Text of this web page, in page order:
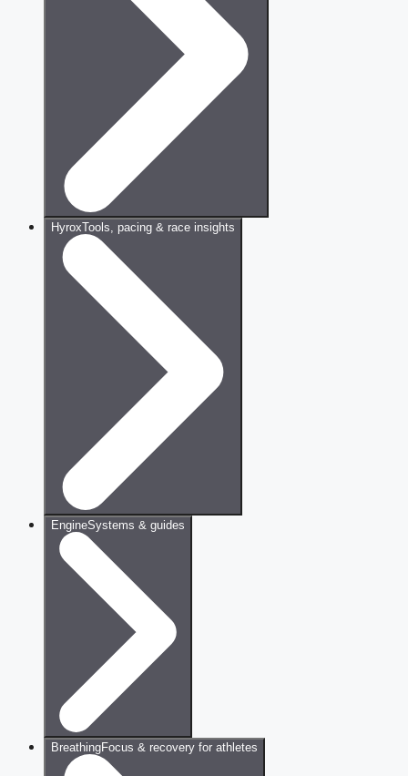
HyroxTools, pacing & race insights
EngineSystems & guides
BreathingFocus & recovery for athletes